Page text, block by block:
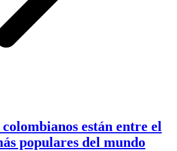
están entre el
populares del mundo